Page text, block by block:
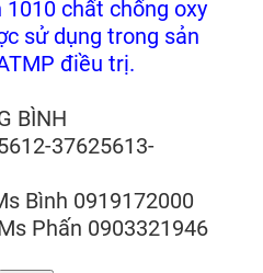
chất chống oxy
sử dụng trong sản
điều trị.
BÌNH
37625613-
Bình 0919172000